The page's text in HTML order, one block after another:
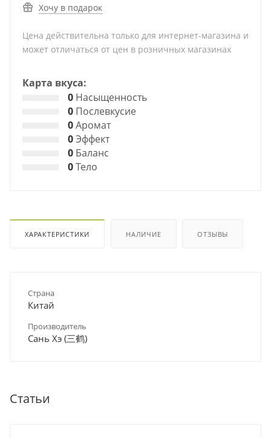
Хочу в подарок
Цена действительна только для интернет-магазина и
может отличаться от цен в розничных магазинах
Карта вкуса:
0 Насыщенность
0 Послевкусие
0Аромат
0Эффект
0 Баланс
0Тело
ХАРАКТЕРИСТИКИ НАЛИЧИЕ ОТЗЫВЫ
Страна
Китай
Производитель
Сань Хэ (三鹤)
Статьи